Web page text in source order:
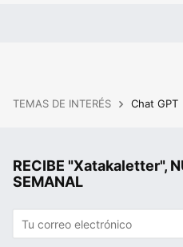
TEMAS DE INTERÉS Chat GPT
RECIBE "Xatakaletter",
SEMANAL